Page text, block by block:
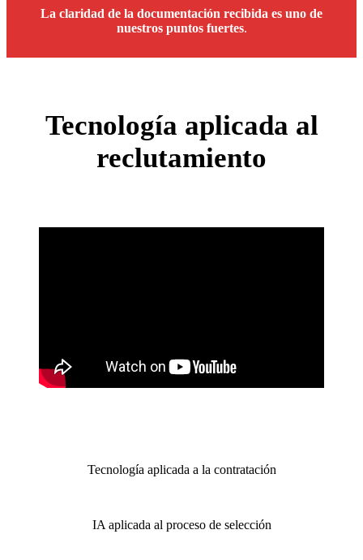
La claridad de la documentación recibida es uno de
nuestros puntos fuertes.
Tecnología aplicada al
reclutamiento
Tecnología aplicada a la contratación
IA aplicada al proceso de selección